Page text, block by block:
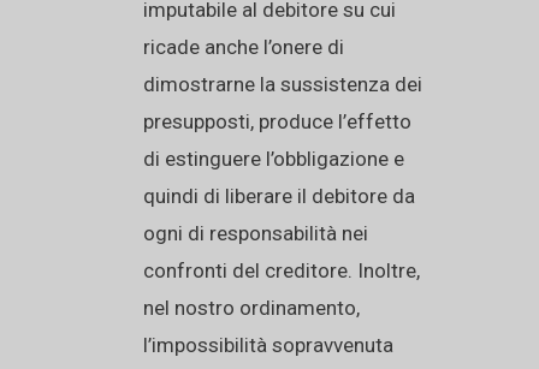
imputabile al debitore su cui
ricade anche l’onere di
dimostrarne la sussistenza dei
presupposti, produce l’effetto
di estinguere l’obbligazione e
quindi di liberare il debitore da
ogni di responsabilità nei
confronti del creditore. Inoltre,
nel nostro ordinamento,
l’impossibilità sopravvenuta